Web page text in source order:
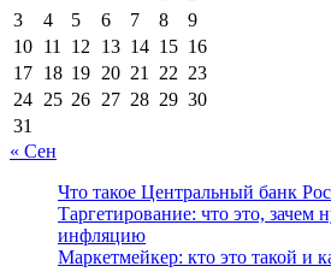
3
4 5 6 7 8
9
10 11 12 13 14 15 16
17 18 19 20 21 22 23
24 25 26 27 28 29 30
31
« Сен
Что такое Центральный банк
Таргетирование: что это, зачем
инфляцию
Маркетмейкер: кто это такой и